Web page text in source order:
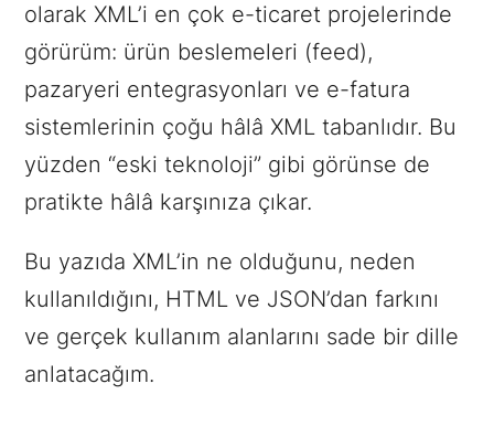
olarak XML’i en çok e-ticaret projelerinde
görürüm: ürün beslemeleri (feed),
pazaryeri entegrasyonları ve e-fatura
sistemlerinin çoğu hâlâ XML tabanlıdır. Bu
yüzden “eski teknoloji” gibi görünse de
pratikte hâlâ karşınıza çıkar.
Bu yazıda XML’in ne olduğunu, neden
kullanıldığını, HTML ve JSON’dan farkını
ve gerçek kullanım alanlarını sade bir dille
anlatacağım.